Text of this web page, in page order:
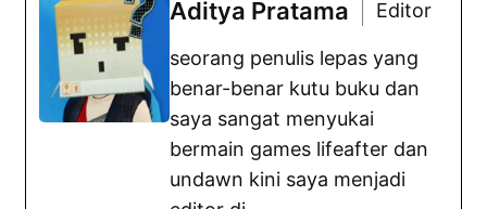
Aditya Pratama Editor
seorang penulis lepas yang
benar-benar kutu buku dan
saya sangat menyukai
bermain games lifeafter dan
undawn kini saya menjadi